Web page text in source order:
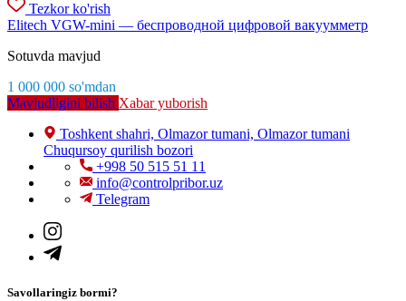
Tezkor ko'rish
Elitech VGW-mini — беспроводной цифровой вакуумметр
Sotuvda mavjud
1 000 000 so'mdan
Mavjudligini bilish Xabar yuborish
Toshkent shahri, Olmazor tumani, Olmazor tumani
Chuqursoy qurilish bozori
+998 50 515 51 11
info@controlpribor.uz
Telegram
Savollaringiz bormi?